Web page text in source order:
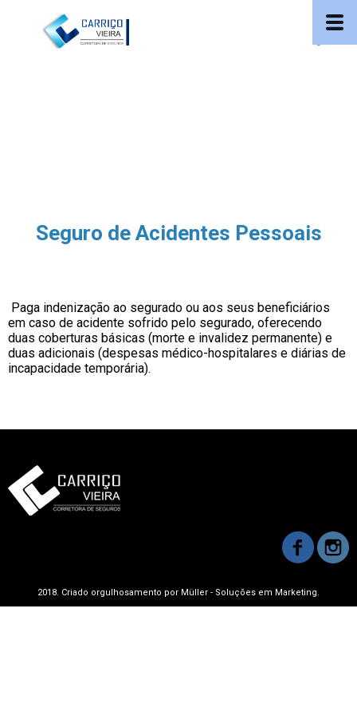
Seguro de Acidentes Pessoais
Paga indenização ao segurado ou aos seus beneficiários
em caso de acidente sofrido pelo segurado, oferecendo
duas coberturas básicas (morte e invalidez permanente) e
duas adicionais (despesas médico-hospitalares e diárias de
incapacidade temporária).
2018. Criado orgulhosamento por Müller - Soluções em Marketing.